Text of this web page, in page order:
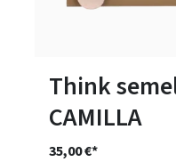
Think
CAMILLA
35,00 €*